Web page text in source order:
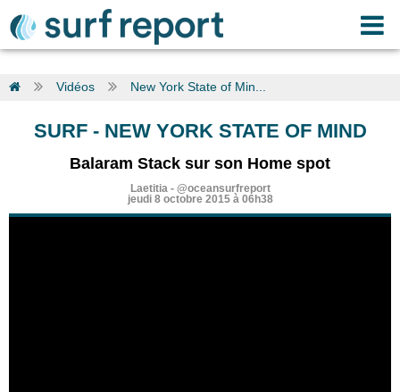
Vidéos New York State of Min...
SURF- NEW YORK STATE OF MIND
Balaram Stack sur son Home spot
Laetitia- @oceansurfreport
jeudi 8 octobre 2015 à 06h38